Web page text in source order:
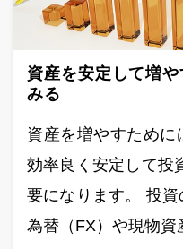
資産を安定して増
みる
資産を増やすために
効率良く安定して投
要になります。 投
為替（FX）や現物資